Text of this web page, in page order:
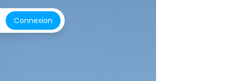
Connexion